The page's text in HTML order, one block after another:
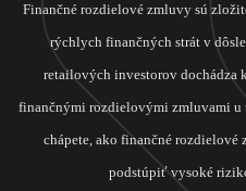
Finančné rozdielové zmluvy sú
rýchlych finančných strát v
retailových investorov dochádza
finančnými rozdielovými zmluvami
chápete, ako finančné
podstúpiť vysoké